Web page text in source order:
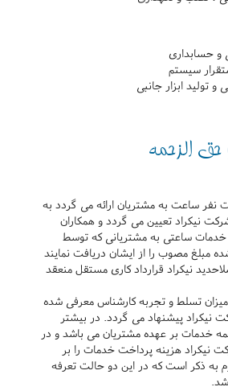
و حسابداری
سیستم
و تولید ابزار جانبی
حق الزحمه
نفر ساعت به مشتریان ارائه می گردد به
نیکراد تعیین می گردد و همکاران
خدمات ساعتی به مشتریانی که توسط
مبلغ مصوب را از ایشان دریافت نمایند
نیکراد قرارداد کاری مستقل منعقد
میزان تسلط و تجربه کارشناس معرفی شده
پیشنهاد می گردد. در بیشتر
خدمات بر عهده مشتریان می باشد و در
نیکراد هزینه پرداخت خدمات را بر
به ذکر است که در این دو حالت تعرفه